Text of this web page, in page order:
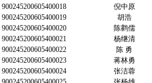
900245200605400018
倪中原
900245200605400019
胡浩
900245200605400020
陈鹳儒
900245200605400021
杨继清
900245200605400022
陈 勇
900245200605400023
蒋林勇
900245200605400024
张洁蓉